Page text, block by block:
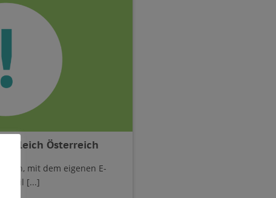
Österreich
mit dem eigenen E-
Teil [...]